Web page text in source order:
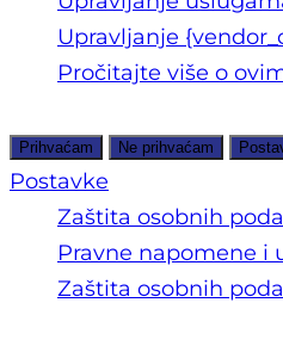
Upravljanje
Pročitajte više o
Prihvaćam Ne prihvaćam
Postavke
Zaštita osobnih
Pravne napomene i
Zaštita osobnih